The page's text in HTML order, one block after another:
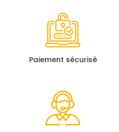
Paiement sécurisé